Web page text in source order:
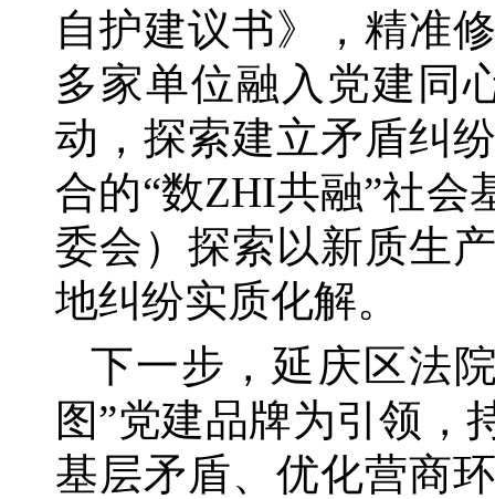
自护建议书》，精准
多家单位融入党建同
动，探索建立矛盾纠
合的“数ZHI共融”社会
委会）探索以新质生
地纠纷实质化解。
下一步，延庆区法
图”党建品牌为引领，
基层矛盾、优化营商